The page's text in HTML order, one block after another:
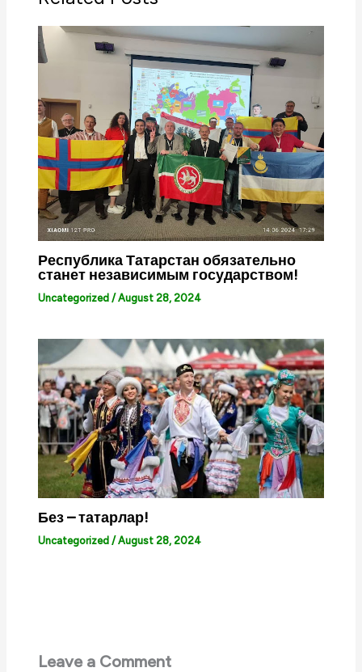
Республика Татарстан обязательно
станет независимым государством!
Uncategorized /August 28, 2024
Без – татарлар!
Uncategorized /August 28, 2024
Leave a Comment